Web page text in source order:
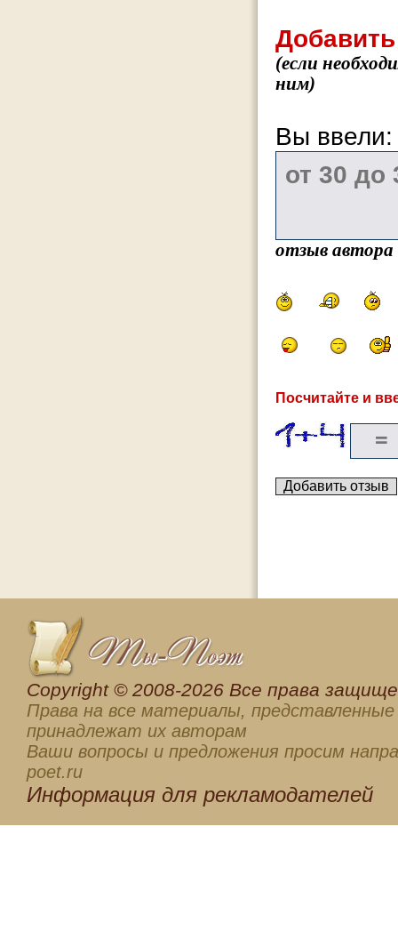
(если
ним)
Вы
отзыв
Посчитайте и
Сopyright © 2008-2026 Все права
Права на все материалы, представленные
принадлежат их авторам
Ваши вопросы и предложения просим
poet.ru
Информация для рекламодателей